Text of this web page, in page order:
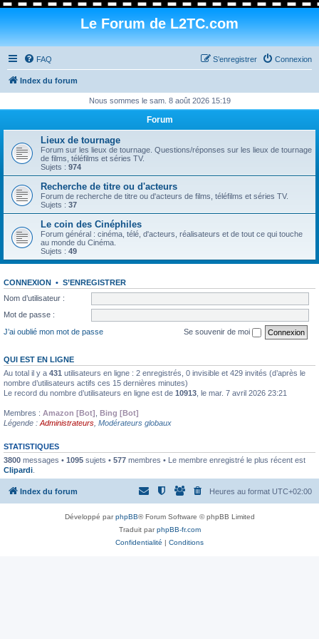
Le Forum de L2TC.com
FAQ Connexion
S’enregistrer
Index du forum
Nous sommes le sam. 8 août 2026 15:19
Forum
Lieux de tournage
Forum sur les lieux de tournage. Questions/réponses sur les lieux de tournage
de films, téléfilms et séries TV.
Sujets : 974
Recherche de titre ou d'acteurs
Forum de recherche de titre ou d'acteurs de films, téléfilms et séries TV.
Sujets : 37
Le coin des Cinéphiles
Forum général : cinéma, télé, d'acteurs, réalisateurs et de tout ce qui touche
au monde du Cinéma.
Sujets : 49
CONNEXION • S’ENREGISTRER
Nom d’utilisateur :
Mot de passe :
J’ai oublié mon mot de passe
Se souvenir de moi
QUI EST EN LIGNE
Au total il y a 431 utilisateurs en ligne : 2 enregistrés, 0 invisible et 429 invités (d’après le
nombre d’utilisateurs actifs ces 15 dernières minutes)
Le record du nombre d’utilisateurs en ligne est de 10913 , le mar. 7 avril 2026 23:21
Membres : Amazon [Bot] Bing [Bot]
Légende : Administrateurs Modérateurs globaux
STATISTIQUES
3800 messages • 1095 sujets • 577 membres • Le membre enregistré le plus récent est
Clipardi
Index du forum Heures au format UTC+02:00
Développé parphpBB® Forum Software © phpBB Limited
Traduit parphpBB-fr.com
Confidentialité | Conditions